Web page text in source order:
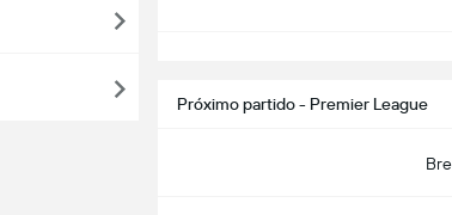
Próximo partido - Premier League